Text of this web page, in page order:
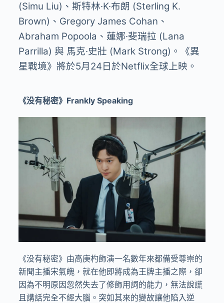
(Simu Liu)、斯特林·K·布朗 (Sterling K.
Brown)、Gregory James Cohan、
Abraham Popoola、蓮娜·斐瑞拉 (Lana
Parrilla) 與 馬克·史壯 (Mark Strong)。《異
星戰境》將於5月24日於Netflix全球上映。
《没有秘密》Frankly Speaking
《没有秘密》由高庚杓飾演一名數年來都備受尊崇的
新聞主播宋氣魄，就在他即將成為王牌主播之際，卻
因為不明原因忽然失去了修飾用詞的能力，無法說謊
且講話完全不經大腦。突如其來的變故讓他陷入逆